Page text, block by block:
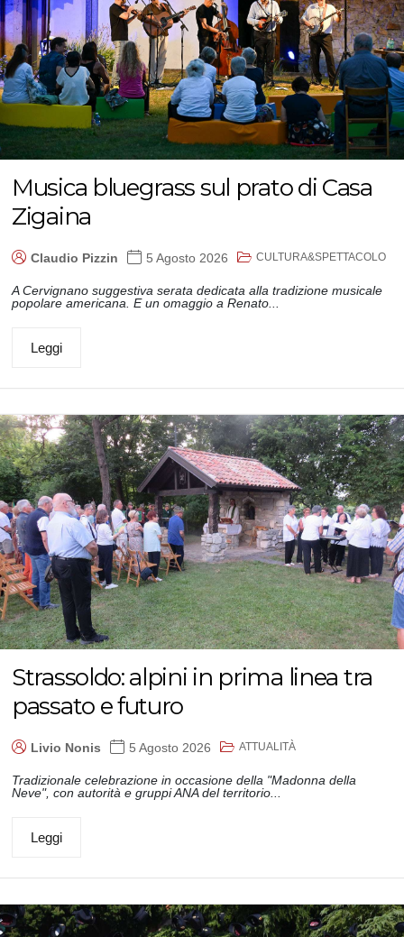
Musica bluegrass sul prato di Casa
Zigaina
Claudio Pizzin 5 Agosto 2026 CULTURA&SPETTACOLO
A Cervignano suggestiva serata dedicata alla tradizione musicale
popolare americana. E un omaggio a Renato...
Leggi
Strassoldo: alpini in prima linea tra
passato e futuro
Livio Nonis 5 Agosto 2026 ATTUALITÀ
Tradizionale celebrazione in occasione della "Madonna della
Neve", con autorità e gruppi ANA del territorio...
Leggi